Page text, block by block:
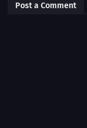
Post a Comment